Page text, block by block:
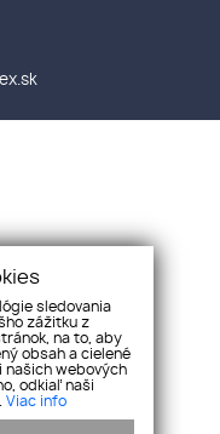
sledovania
zážitku z
na to, aby
obsah a cielené
našich webových
odkiaľ naši
Viac info